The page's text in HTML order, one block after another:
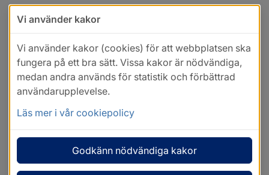
Vi använder kakor
Vi använder kakor (cookies) för att webbplatsen ska
fungera på ett bra sätt. Vissa kakor är nödvändiga,
medan andra används för statistik och förbättrad
användarupplevelse.
Läs mer i vår cookiepolicy
Godkänn nödvändiga kakor